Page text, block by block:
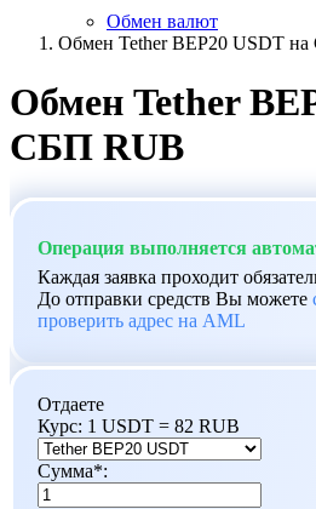
Обмен валют
Обмен Tether BEP20 USDT
Обмен Tether
СБП RUB
Операция выполняется
Каждая заявка проходит
До отправки средств Вы можете
проверить адрес на AML
Отдаете
Курс: 1 USDT = 82 RUB
Сумма*: